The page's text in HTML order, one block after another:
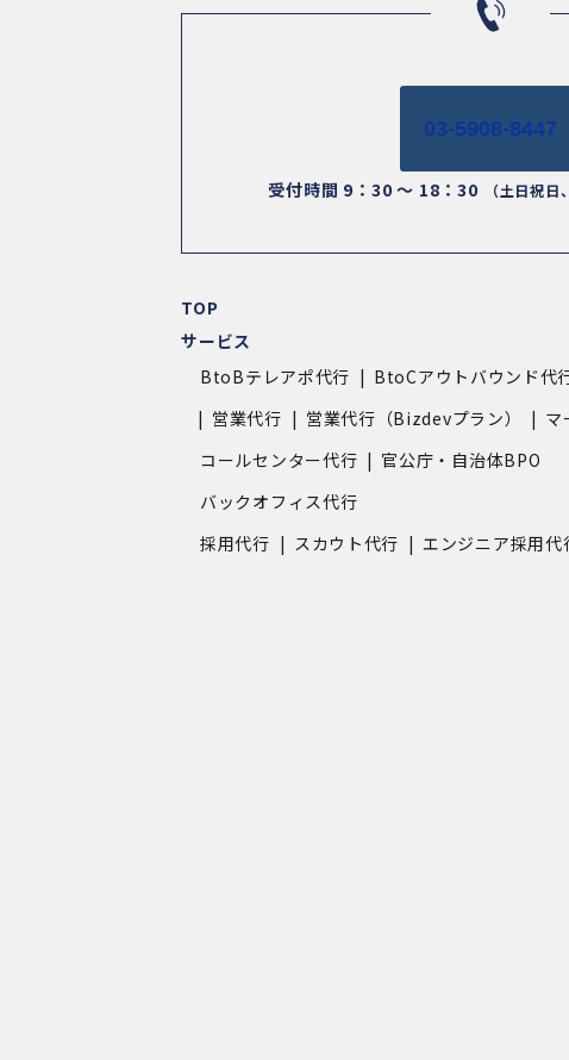
03-5908-8447
受付時間 9：30 ～ 18：30 （土日祝日
TOP
サービス
BtoBテレアポ代行
BtoCアウトバウンド代
営業代行
営業代行（Bizdevプラン）
マ
コールセンター代行
官公庁・自治体BPO
バックオフィス代行
採用代行
スカウト代行 エンジニア採用代